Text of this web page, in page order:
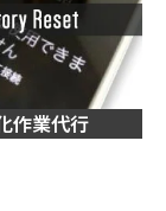
作業代行